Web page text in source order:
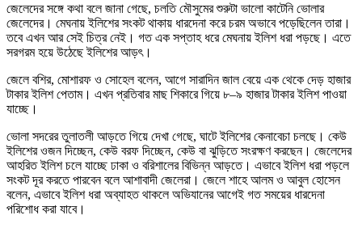
জেলেদের সঙ্গে কথা বলে জানা গেছে, চলতি মৌসুমের শুরুটা ভালো কাটেনি ভোলার
জেলেদের। মেঘনায় ইলিশের সংকট থাকায় ধারদেনা করে চরম অভাবে পড়েছিলেন তারা।
তবে এখন আর সেই চিত্র নেই। গত এক সপ্তাহ ধরে মেঘনায় ইলিশ ধরা পড়ছে। এতে
সরগরম হয়ে উঠেছে ইলিশের আড়ৎ।
জেলে বশির, মোশারফ ও সোহেল বলেন, আগে সারাদিন জাল বেয়ে এক থেকে দেড় হাজার
টাকার ইলিশ পেতাম। এখন প্রতিবার মাছ শিকারে গিয়ে ৮–৯ হাজার টাকার ইলিশ পাওয়া
যাচ্ছে।
ভোলা সদরের তুলাতলী আড়তে গিয়ে দেখা গেছে, ঘাটে ইলিশের কেনাবেচা চলছে। কেউ
ইলিশের ওজন দিচ্ছেন, কেউ বরফ দিচ্ছেন, কেউ বা ঝুড়িতে সংরক্ষণ করছেন। জেলেদের
আহরিত ইলিশ চলে যাচ্ছে ঢাকা ও বরিশালের বিভিন্ন আড়তে। এভাবে ইলিশ ধরা পড়লে
সংকট দূর করতে পারবেন বলে আশাবাদী জেলেরা। জেলে শাহে আলম ও আবুল হোসেন
বলেন, এভাবে ইলিশ ধরা অব্যাহত থাকলে অভিযানের আগেই গত সময়ের ধারদেনা
পরিশোধ করা যাবে।